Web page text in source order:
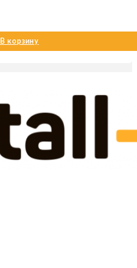
В корзину